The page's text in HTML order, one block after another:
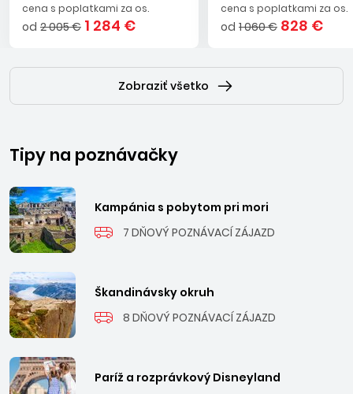
cena s poplatkami za os.
od 2 005 € 1 284 €
cena s poplatkami za os.
od 1 060 € 828 €
Zobraziť všetko
Tipy na poznávačky
Kampánia s pobytom pri mori
7 DŇOVÝ POZNÁVACÍ ZÁJAZD
Škandinávsky okruh
8 DŇOVÝ POZNÁVACÍ ZÁJAZD
Paríž a rozprávkový Disneyland